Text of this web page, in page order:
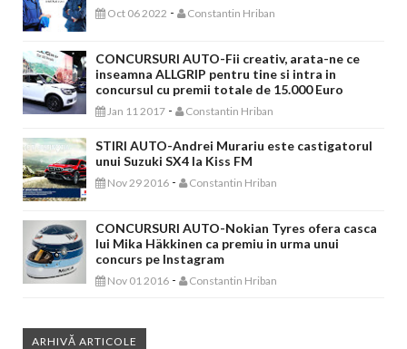
Oct 06 2022 - Constantin Hriban
CONCURSURI AUTO-Fii creativ, arata-ne ce
inseamna ALLGRIP pentru tine si intra in
concursul cu premii totale de 15.000 Euro
Jan 11 2017 - Constantin Hriban
STIRI AUTO-Andrei Murariu este castigatorul
unui Suzuki SX4 la Kiss FM
Nov 29 2016 - Constantin Hriban
CONCURSURI AUTO-Nokian Tyres ofera casca
lui Mika Häkkinen ca premiu in urma unui
concurs pe Instagram
Nov 01 2016 - Constantin Hriban
ARHIVĂ ARTICOLE